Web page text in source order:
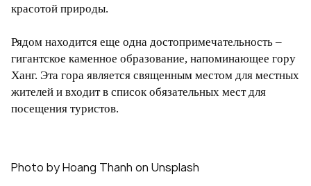
красотой природы.
Рядом находится еще одна достопримечательность –
гигантское каменное образование, напоминающее гору
Ханг. Эта гора является священным местом для местных
жителей и входит в список обязательных мест для
посещения туристов.
Photo by Hoang Thanh on Unsplash